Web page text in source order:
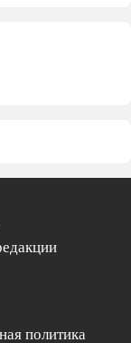
политика